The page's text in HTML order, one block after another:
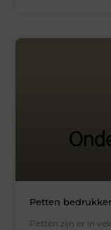
Petten
Petten zijn er in